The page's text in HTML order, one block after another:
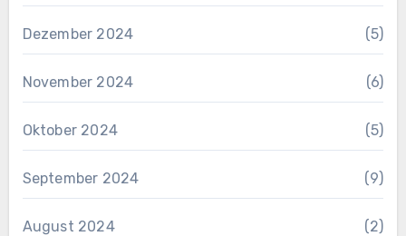
Dezember 2024 (5)
November 2024 (6)
Oktober 2024 (5)
September 2024 (9)
August 2024 (2)